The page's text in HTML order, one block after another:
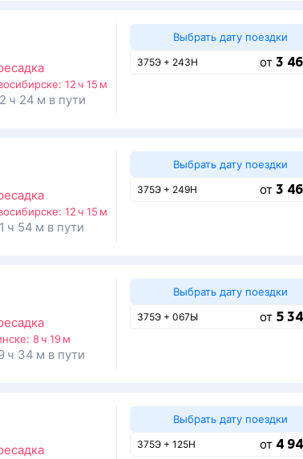
12 ч 15 м
ч 24 м в пути
Выбрать дату поездки
375Э + 243Н от 3
12 ч 15 м
ч 54 м в пути
Выбрать дату поездки
375Э + 249Н от 3
8 ч 19 м
ч 34 м в пути
Выбрать дату поездки
375Э + 067Ы от 5
Выбрать дату поездки
375Э + 125Н от 4